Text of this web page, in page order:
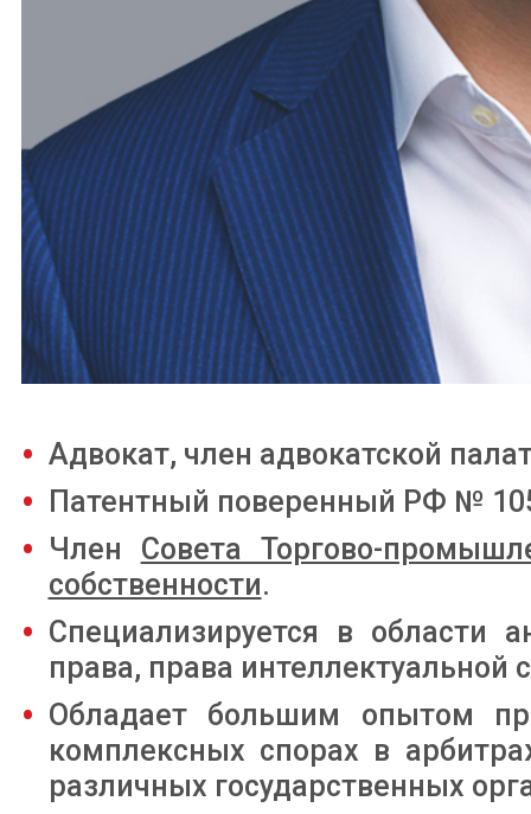
Адвокат, член адвокатской
Патентный поверенный РФ №
Член Совета Торгово-
собственности.
Специализируется в области
права, права интеллектуальной
Обладает большим опытом
комплексных спорах в
различных государственных